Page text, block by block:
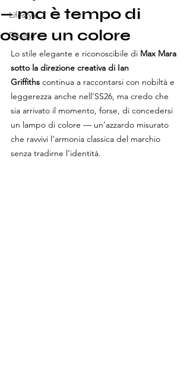
Lifestyle
Design
— ma è tempo di
osare un colore
Lo stile elegante e riconoscibile di Max Mara
sotto la direzione creativa di Ian
Griffiths continua a raccontarsi con nobiltà e
leggerezza anche nell’SS26, ma credo che
sia arrivato il momento, forse, di concedersi
un lampo di colore — un’azzardo misurato
che ravvivi l’armonia classica del marchio
senza tradirne l’identità.